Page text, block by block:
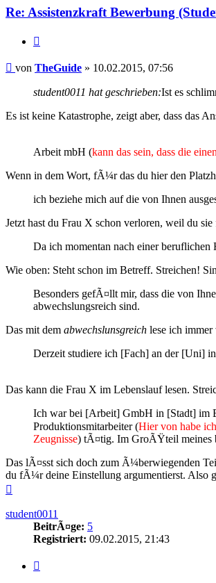
Re: Assistenzkraft Bewerbung
Beitrag
von TheGuide » 10.02.2015, 07:56
student0011 hat geschrieben:Ist es
Es ist keine Katastrophe, zeigt aber, dass das
Arbeit mbH (kann das sein, dass die
Wenn in dem Wort, fÃ¼r das du hier den
ich beziehe mich auf die von Ihnen
Jetzt hast du Frau X schon verloren, weil du
Da ich momentan nach einer beruflichen
Wie oben: Steht schon im Betreff. Streichen!
Besonders gefÃ¤llt mir, dass die von
abwechslungsreich sind.
Das mit dem abwechslunsgreich lese ich
Derzeit studiere ich [Fach] an der [Uni]
Das kann die Frau X im Lebenslauf lesen.
Ich war bei [Arbeit] GmbH in [Stadt] im
Produktionsmitarbeiter (Hier von habe
Zeugnisse) tÃ¤tig. Im GroÃŸteil meines
Das lÃ¤sst sich doch zum Ã¼berwiegenden
du fÃ¼r deine Einstellung argumentierst. Also
student0011
BeitrÃ¤ge: 5
Registriert: 09.02.2015, 21:43